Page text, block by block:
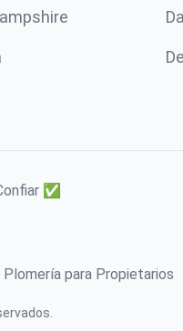
✅
para Propietarios